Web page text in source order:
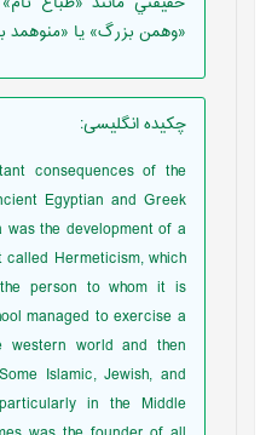
«وهمن بزرگ» يا «منوهمد
چکیده انگلیسی:
consequences of the
Egyptian and Greek
was the development of a
called Hermeticism, which
person to whom it is
managed to exercise a
western world and then
Islamic, Jewish, and
in the Middle